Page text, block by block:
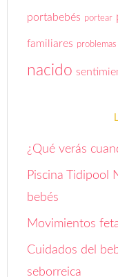
familiares
nacido
¿Qué verás
Piscina Tidipool
bebés
Movimientos
Cuidados del
seborreica
Curvas de